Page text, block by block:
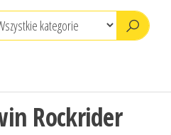
Rockrider